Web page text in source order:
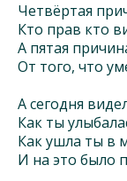
Четвёртая
Кто прав кто
А пятая
От того, что
А сегодня
Как ты
Как ушла ты в
И на это было